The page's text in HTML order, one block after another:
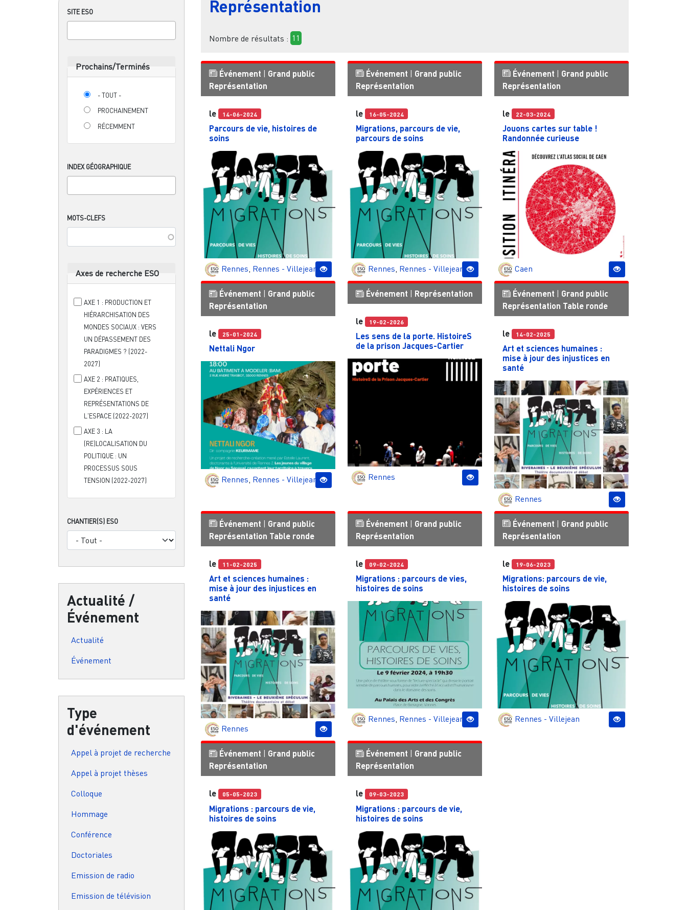
SITE ESO
Prochains/Terminés
- TOUT -
PROCHAINEMENT
RÉCEMMENT
INDEX GÉOGRAPHIQUE
MOTS-CLEFS
Axes de recherche ESO
AXE 1 : PRODUCTION ET
HIÉRARCHISATION DES
MONDES SOCIAUX : VERS
UN DÉPASSEMENT DES
PARADIGMES ? (2022-
2027)
AXE 2 : PRATIQUES,
EXPÉRIENCES ET
REPRÉSENTATIONS DE
L'ESPACE (2022-2027)
AXE 3 : LA
(RE)LOCALISATION DU
POLITIQUE : UN
PROCESSUS SOUS
TENSION (2022-2027)
CHANTIER(S) ESO
Actualité /
Événement
Actualité
Événement
Type
d'événement
Appel à projet de recherche
Appel à projet thèses
Colloque
Hommage
Conférence
Doctoriales
Emission de radio
Emission de télévision
Représentation
Nombre de résultats : 11
Événement | Grand public
Représentation
le 14-06-2024
Parcours de vie, histoires de
soins
Rennes, Rennes - Villejean
Événement | Grand public
Représentation
le 16-05-2024
Migrations, parcours de vie,
parcours de soins
Rennes, Rennes - Villejean
Événement | Grand public
Représentation
le 22-03-2024
Jouons cartes sur table !
Randonnée curieuse
Caen
Événement
Grand public
Représentation
le 25-01-2024
Nettali Ngor
Rennes Rennes - Villejean
Événement Représentation
le 19-02-2026
Les sens de la porte. HistoireS
de la prison Jacques-Cartier
Rennes
Événement
Grand public
Représentation Table ronde
le 14-02-2025
Art et sciences humaines :
mise à jour des injustices en
santé
Rennes
Événement | Grand public
Représentation Table ronde
le 11-02-2025
Art et sciences humaines :
mise à jour des injustices en
santé
Rennes
Événement | Grand public
Représentation
le 09-02-2024
Migrations : parcours de vies,
histoires de soins
Rennes, Rennes - Villejean
Événement | Grand public
Représentation
le 19-06-2023
Migrations: parcours de vie,
histoires de soins
Rennes - Villejean
Événement
Grand public
Représentation
le 05-05-2023
Migrations : parcours de vie,
histoires de soins
Événement
Grand public
Représentation
le 09-03-2023
Migrations : parcours de vie,
histoires de soins